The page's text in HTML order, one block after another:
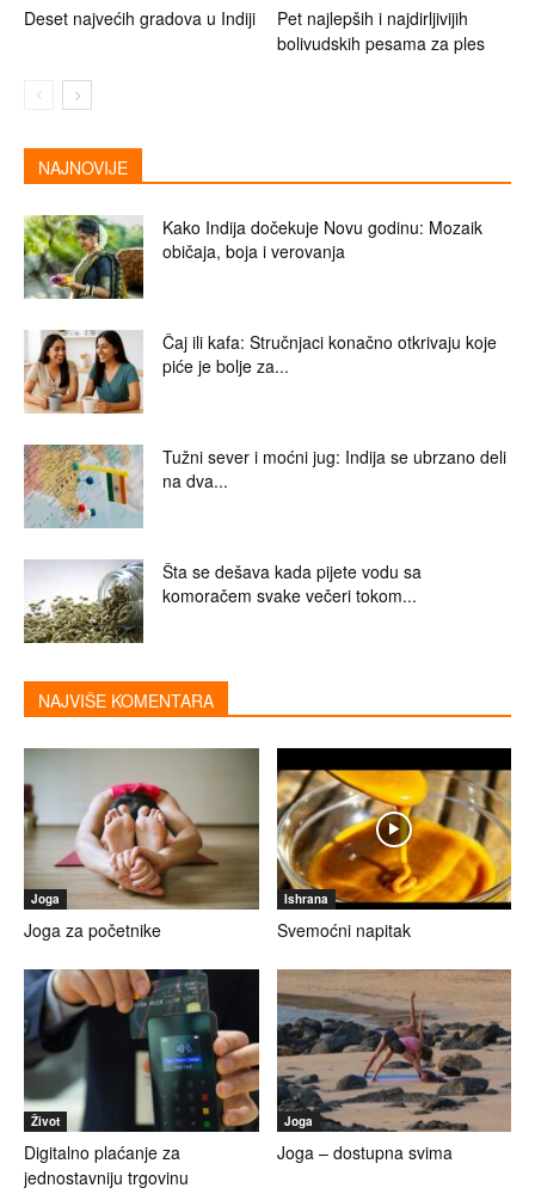
Deset najvećih gradova u Indiji
Pet najlepših i najdirljivijih
bolivudskih pesama za ples
NAJNOVIJE
Kako Indija dočekuje Novu godinu: Mozaik
običaja, boja i verovanja
Čaj ili kafa: Stručnjaci konačno otkrivaju koje
piće je bolje za...
Tužni sever i moćni jug: Indija se ubrzano deli
na dva...
Šta se dešava kada pijete vodu sa
komoračem svake večeri tokom...
NAJVIŠE KOMENTARA
Joga
Joga za početnike
Ishrana
Svemoćni napitak
Život
Digitalno plaćanje za
jednostavniju trgovinu
Joga
Joga – dostupna svima